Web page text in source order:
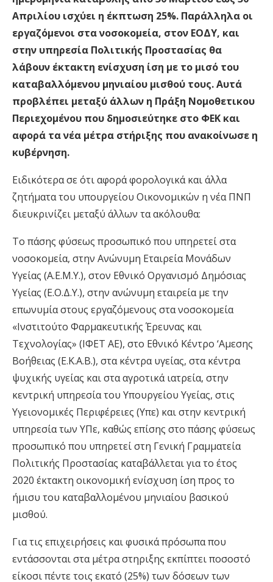
Απριλίου ισχύει η έκπτωση 25%. Παράλληλα οι
εργαζόμενοι στα νοσοκομεία, στον ΕΟΔΥ, και
στην υπηρεσία Πολιτικής Προστασίας θα
λάβουν έκτακτη ενίσχυση ίση με το μισό του
καταβαλλόμενου μηνιαίου μισθού τους. Αυτά
προβλέπει μεταξύ άλλων η Πράξη Νομοθετικου
Περιεχομένου που δημοσιεύτηκε στο ΦΕΚ και
αφορά τα νέα μέτρα στήριξης που ανακοίνωσε η
κυβέρνηση.
Ειδικότερα σε ότι αφορά φορολογικά και άλλα
ζητήματα του υπουργείου Οικονομικών η νέα ΠΝΠ
διευκρινίζει μεταξύ άλλων τα ακόλουθα:
Το πάσης φύσεως προσωπικό που υπηρετεί στα
νοσοκομεία, στην Ανώνυμη Εταιρεία Μονάδων
Υγείας (Α.Ε.Μ.Υ.), στον Εθνικό Οργανισμό Δημόσιας
Υγείας (Ε.Ο.Δ.Υ.), στην ανώνυμη εταιρεία με την
επωνυμία στους εργαζόμενους στα νοσοκομεία
«Ινστιτούτο Φαρμακευτικής Έρευνας και
Τεχνολογίας» (ΙΦΕΤ ΑΕ), στο Εθνικό Κέντρο ‘Αμεσης
Βοήθειας (Ε.Κ.Α.Β.), στα κέντρα υγείας, στα κέντρα
ψυχικής υγείας και στα αγροτικά ιατρεία, στην
κεντρική υπηρεσία του Υπουργείου Υγείας, στις
Υγειονομικές Περιφέρειες (Υπε) και στην κεντρική
υπηρεσία των ΥΠε, καθώς επίσης στο πάσης φύσεως
προσωπικό που υπηρετεί στη Γενική Γραμματεία
Πολιτικής Προστασίας καταβάλλεται για το έτος
2020 έκτακτη οικονομική ενίσχυση ίση προς το
ήμισυ του καταβαλλομένου μηνιαίου βασικού
μισθού.
Για τις επιχειρήσεις και φυσικά πρόσωπα που
εντάσσονται στα μέτρα στηριξης εκπίπτει ποσοστό
είκοσι πέντε τοις εκατό (25%) των δόσεων των